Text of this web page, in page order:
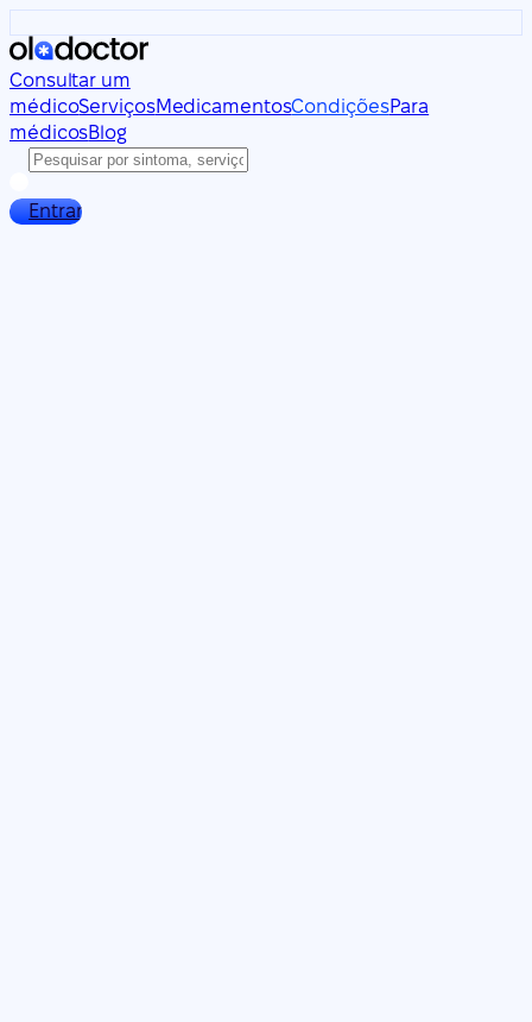
Consultar um
médicoServiçosMedicamentosCondiçõesPara
médicosBlog
Entrar